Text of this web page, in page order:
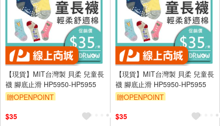
【現貨】MIT台灣製 貝柔 兒童長
襪 腳底止滑 HP5950-HP5955
贈OPENPOINT
$35
【現貨】MIT台灣製 貝柔 兒童長
襪 腳底止滑 HP5950-HP5955
贈OPENPOINT
$35